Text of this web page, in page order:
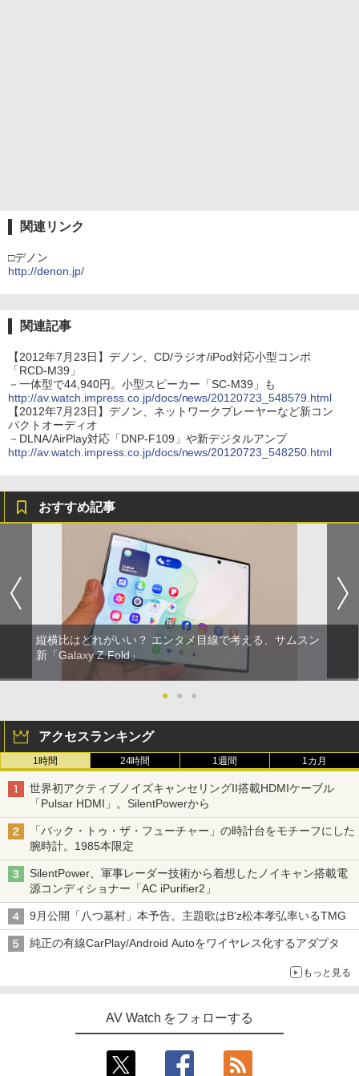
関連リンク
□デノン
http://denon.jp/
関連記事
【2012年7月23日】デノン、CD/ラジオ/iPod対応小型コンポ
「RCD-M39」
－一体型で44,940円。小型スピーカー「SC-M39」も
http://av.watch.impress.co.jp/docs/news/20120723_548579.html
【2012年7月23日】デノン、ネットワークプレーヤーなど新コン
パクトオーディオ
－DLNA/AirPlay対応「DNP-F109」や新デジタルアンプ
http://av.watch.impress.co.jp/docs/news/20120723_548250.html
おすすめ記事
縦横比はどれがいい？ エンタメ目線で考える、サムスン
新「Galaxy Z Fold」
● ● ●
アクセスランキング
1時間 24時間 1週間 1カ月
世界初アクティブノイズキャンセリングII搭載HDMIケーブル
「Pulsar HDMI」。SilentPowerから
「バック・トゥ・ザ・フューチャー」の時計台をモチーフにした
腕時計。1985本限定
SilentPower、軍事レーダー技術から着想したノイキャン搭載電
源コンディショナー「AC iPurifier2」
9月公開「八つ墓村」本予告。主題歌はB'z松本孝弘率いるTMG
純正の有線CarPlay/Android Autoをワイヤレス化するアダプタ
もっと見る
AV Watch をフォローする